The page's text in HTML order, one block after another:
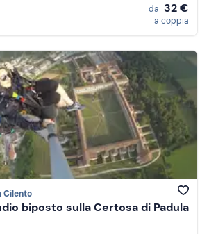
da 32 €
a coppia
Cilento
biposto sulla Certosa di Padula